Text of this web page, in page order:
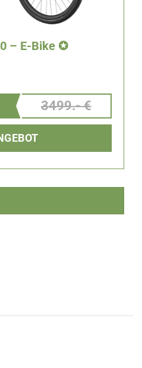
– E-Bike ✪
3499.- €